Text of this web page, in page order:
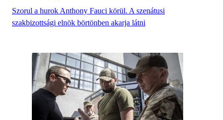
Szorul a hurok Anthony Fauci körül. A szenátusi
szakbizottsági elnök börtönben akarja látni